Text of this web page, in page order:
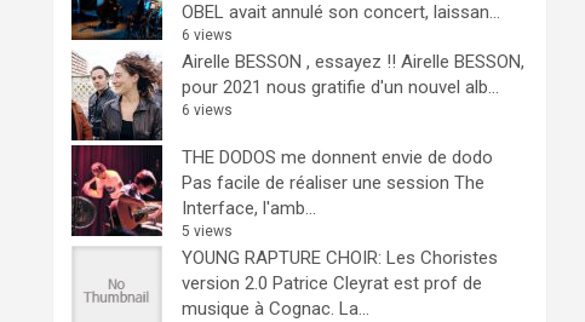
OBEL avait annulé son concert, laissan...
6 views
Airelle BESSON , essayez !! Airelle BESSON,
pour 2021 nous gratifie d'un nouvel alb...
6 views
THE DODOS me donnent envie de dodo
Pas facile de réaliser une session The
Interface, l'amb...
5 views
YOUNG RAPTURE CHOIR: Les Choristes
version 2.0 Patrice Cleyrat est prof de
musique à Cognac. La...